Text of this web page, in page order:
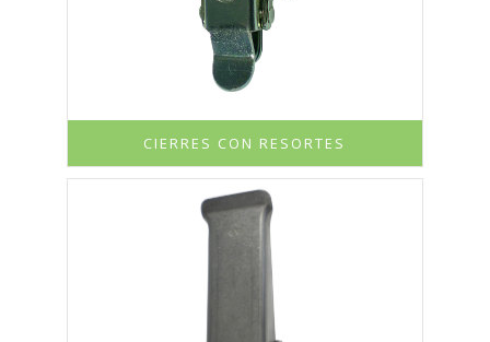
CIERRES CON RESORTES